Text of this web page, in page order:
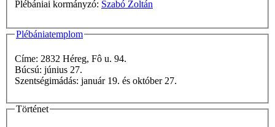
Plébániai kormányzó: Szabó Zoltán
Plébániatemplom
Címe: 2832 Héreg, Fô u. 94.
Búcsú: június 27.
Szentségimádás: január 19. és október 27.
Történet